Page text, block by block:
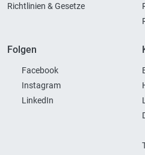
Richtlinien & Gesetze
Folgen
Facebook
Instagram
LinkedIn